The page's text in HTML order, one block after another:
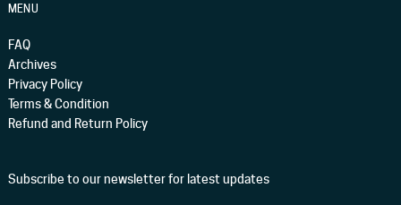
MENU
FAQ
Archives
Privacy Policy
Terms & Condition
Refund and Return Policy
Subscribe to our newsletter for latest updates